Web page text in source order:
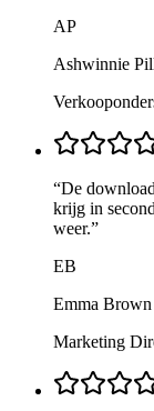
AP
Ashwinnie
“De
krijg in
weer.”
EB
Emma Brown
Marketing